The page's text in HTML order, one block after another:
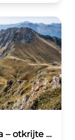
Planinarska tura do Gradišta – otkrijte ljepote Sinjajevine